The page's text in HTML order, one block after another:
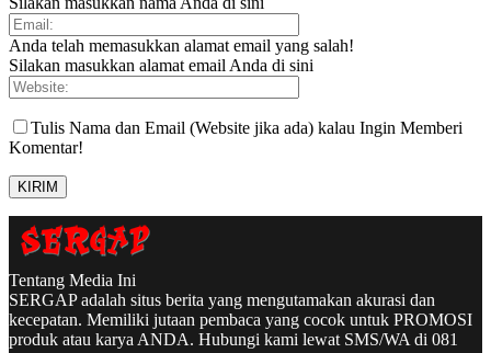
Anda telah memasukkan alamat email yang salah!
Silakan masukkan alamat email Anda di sini
Tulis Nama dan Email (Website jika ada) kalau Ingin Memberi
Komentar!
Tentang Media Ini
SERGAP adalah situs berita yang mengutamakan akurasi dan
kecepatan. Memiliki jutaan pembaca yang cocok untuk PROMOSI
produk atau karya ANDA. Hubungi kami lewat SMS/WA di 081